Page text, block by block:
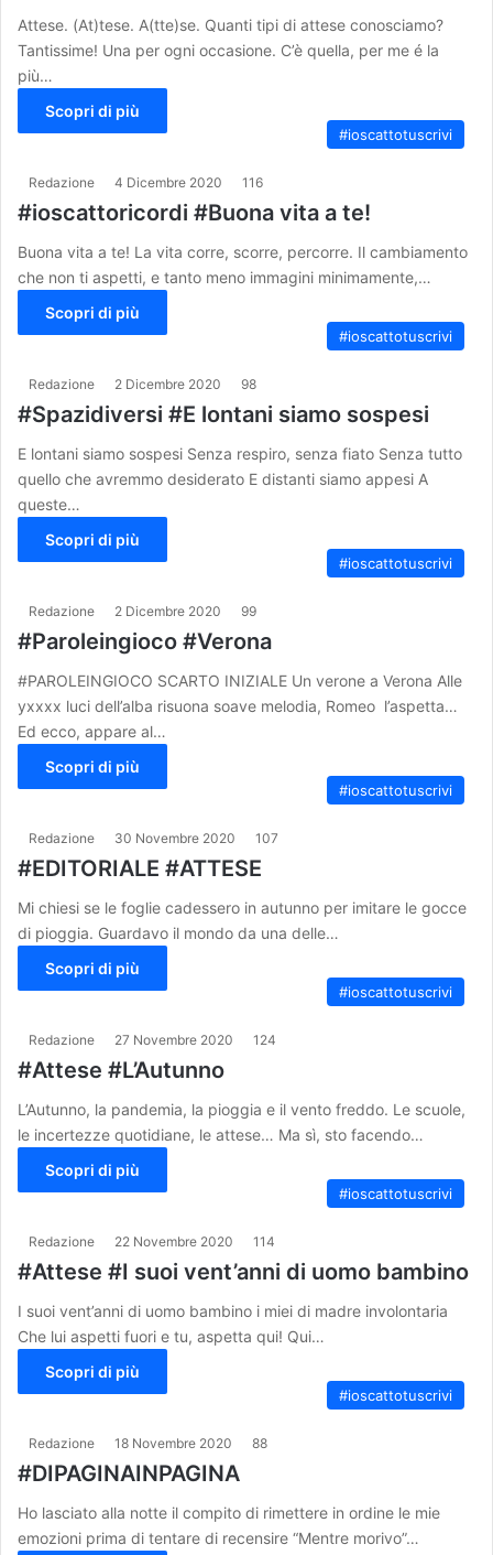
Attese. (At)tese. A(tte)se. Quanti tipi di attese conosciamo?
Tantissime! Una per ogni occasione. C’è quella, per me é la
più…
Scopri di più
#ioscattotuscrivi
Redazione 4 Dicembre 2020 116
#ioscattoricordi #Buona vita a te!
Buona vita a te! La vita corre, scorre, percorre. Il cambiamento
che non ti aspetti, e tanto meno immagini minimamente,…
Scopri di più
#ioscattotuscrivi
Redazione 2 Dicembre 2020 98
#Spazidiversi #E lontani siamo sospesi
E lontani siamo sospesi Senza respiro, senza fiato Senza tutto
quello che avremmo desiderato E distanti siamo appesi A
queste…
Scopri di più
#ioscattotuscrivi
Redazione 2 Dicembre 2020 99
#Paroleingioco #Verona
#PAROLEINGIOCO SCARTO INIZIALE Un verone a Verona Alle
yxxxx luci dell’alba risuona soave melodia, Romeo l’aspetta…
Ed ecco, appare al…
Scopri di più
#ioscattotuscrivi
Redazione 30 Novembre 2020 107
#EDITORIALE #ATTESE
Mi chiesi se le foglie cadessero in autunno per imitare le gocce
di pioggia. Guardavo il mondo da una delle…
Scopri di più
#ioscattotuscrivi
Redazione 27 Novembre 2020 124
#Attese #L’Autunno
L’Autunno, la pandemia, la pioggia e il vento freddo. Le scuole,
le incertezze quotidiane, le attese… Ma sì, sto facendo…
Scopri di più
#ioscattotuscrivi
Redazione 22 Novembre 2020 114
#Attese #I suoi vent’anni di uomo bambino
I suoi vent’anni di uomo bambino i miei di madre involontaria
Che lui aspetti fuori e tu, aspetta qui! Qui…
Scopri di più
#ioscattotuscrivi
Redazione 18 Novembre 2020 88
#DIPAGINAINPAGINA
Ho lasciato alla notte il compito di rimettere in ordine le mie
emozioni prima di tentare di recensire “Mentre morivo”…